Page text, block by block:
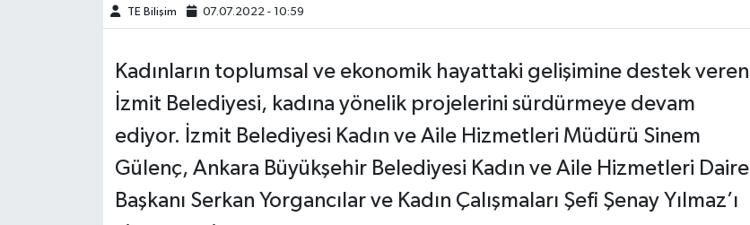
TE Bilişim 07.07.2022 - 10:59
Kadınların toplumsal ve ekonomik hayattaki gelişimine destek veren
İzmit Belediyesi, kadına yönelik projelerini sürdürmeye devam
ediyor. İzmit Belediyesi Kadın ve Aile Hizmetleri Müdürü Sinem
Gülenç, Ankara Büyükşehir Belediyesi Kadın ve Aile Hizmetleri Daire
Başkanı Serkan Yorgancılar ve Kadın Çalışmaları Şefi Şenay Yılmaz’ı